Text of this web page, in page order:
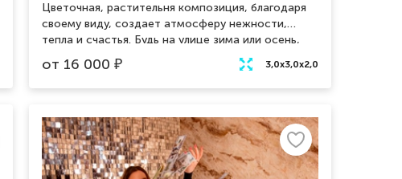
Цветочная, растительня композиция, благодаря
своему виду, создает атмосферу нежности,
тепла и счастья. Будь на улице зима или осень,
гости смогут почуствовать ощущение лета и
присутствие солнечного тепла. Тропическая
фотозона украсит своим присутствием любое
дней рождений и корпоративных мероприятий.
от 16 000 ₽ 3,0x3,0x2,0